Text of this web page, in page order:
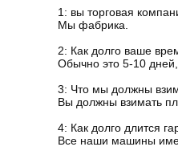
1: вы торговая
Мы фабрика.
2: Как долго ваше
Обычно это 5-10 дней,
3: Что мы должны
Вы должны взимать
4: Как долго длится
Все наши машины